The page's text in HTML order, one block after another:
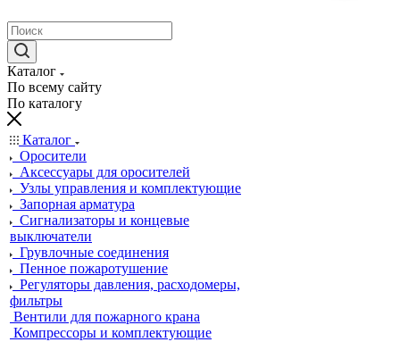
Каталог
По всему сайту
По каталогу
Каталог
Оросители
Аксессуары для оросителей
Узлы управления и комплектующие
Запорная арматура
Сигнализаторы и концевые
выключатели
Грувлочные соединения
Пенное пожаротушение
Регуляторы давления, расходомеры,
фильтры
Вентили для пожарного крана
Компрессоры и комплектующие